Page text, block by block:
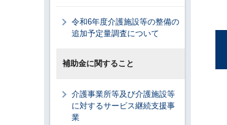
令和6年度介護施設等の整備の
追加予定量調査について
補助金に関すること
介護事業所等及び介護施設等
に対するサービス継続支援事
業